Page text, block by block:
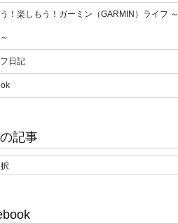
！楽しもう！ガーミン（GARMIN）ライフ ～
日記
記事